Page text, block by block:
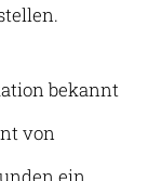
bekannt
von